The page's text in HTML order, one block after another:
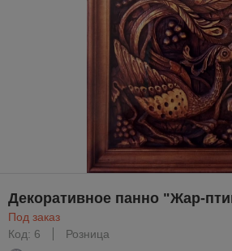
Декоративное панно "Жар-
Под заказ
Код: 6
Розница